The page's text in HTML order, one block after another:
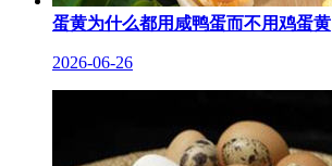
蛋黄为什么都用咸鸭蛋而不用鸡蛋黄
2026-06-26